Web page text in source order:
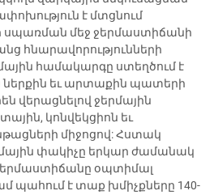
է մտցնում
սպառման մեջ ջերմաստիճանի
հնարավորությունների
համակարգը ստեղծում է
ներքին եւ արտաքին պատերի
վերացնելով ջերմային
կոնվեկցիոն եւ
միջոցով: Հստակ
փակիչը երկար ժամանակ
օպտիմալ
պահում է տաք խմիչքները 140-